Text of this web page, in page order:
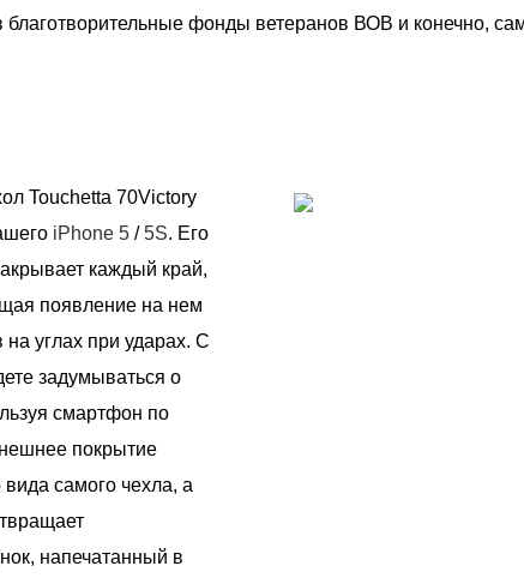
благотворительные фонды ветеранов ВОВ и конечно,
Touchetta 70Victory
iPhone 5 /5S. Его
каждый край,
появление на нем
углах при ударах. С
задумываться о
смартфон по
покрытие
самого чехла, а
напечатанный в